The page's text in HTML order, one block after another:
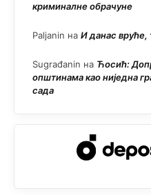
криминалне обрачуне
Paljanin на И данас вруће,
Sugrađanin на Ћосић:
општинама као ниједна
сада